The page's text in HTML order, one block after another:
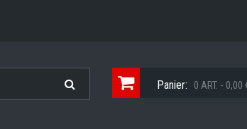
Panier: 0 ART. - 0,00